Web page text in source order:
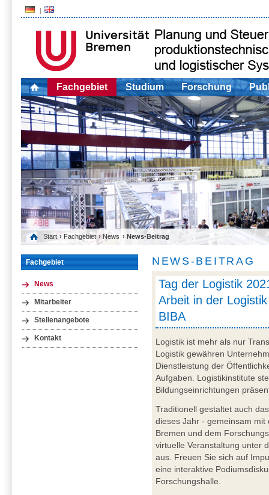
Fachgebiet Studium Forschung
Start › Fachgebiet › News › News-Beitrag
Fachgebiet
News
Mitarbeiter
Stellenangebote
Kontakt
NEWS-BEITRAG
Tag der Logistik
Arbeit in der
BIBA
Logistik ist mehr als nur
Logistik gewähren
Dienstleistung der
Aufgaben. Logistikinstitute
Bildungseinrichtungen
Traditionell gestaltet auch
dieses Jahr - gemeinsam
Bremen und dem
virtuelle Veranstaltung unter
aus. Freuen Sie sich auf
eine interaktive
Forschungshalle.